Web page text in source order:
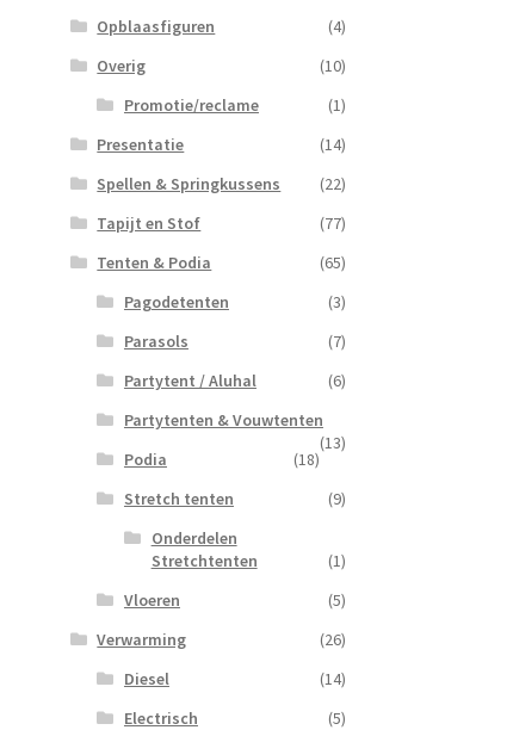
Opblaasfiguren
(4)
Overig
(10)
Promotie/reclame
(1)
Presentatie
(14)
Spellen & Springkussens
(22)
Tapijt en Stof
(77)
Tenten & Podia
(65)
Pagodetenten
(3)
Parasols
(7)
Partytent / Aluhal
(6)
Partytenten & Vouwtenten
(13)
Podia
(18)
Stretch tenten
(9)
Onderdelen
Stretchtenten
(1)
Vloeren
(5)
Verwarming
(26)
Diesel
(14)
Electrisch
(5)